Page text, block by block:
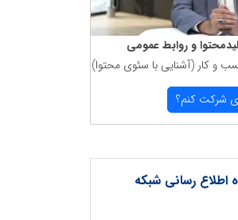
و روابط عمومی
و كار (آشنایی با سئوی محتوا)
شركت كنم؟
اطلاع رسانی شبکه